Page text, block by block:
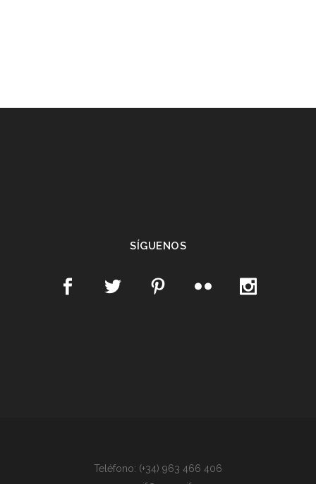
SÍGUENOS
Teléfono: (+34) 963 466 406